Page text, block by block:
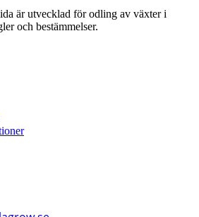
är utvecklad för odling av växter i
och bestämmelser.